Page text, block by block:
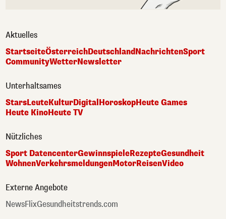
Aktuelles
StartseiteÖsterreichDeutschlandNachrichtenSport
CommunityWetterNewsletter
Unterhaltsames
StarsLeuteKulturDigital HoroskopHeute Games
Heute KinoHeute TV
Nützliches
Sport DatencenterGewinnspieleRezepteGesundheit
WohnenVerkehrsmeldungenMotorReisenVideo
Externe Angebote
NewsFlixGesundheitstrends.com